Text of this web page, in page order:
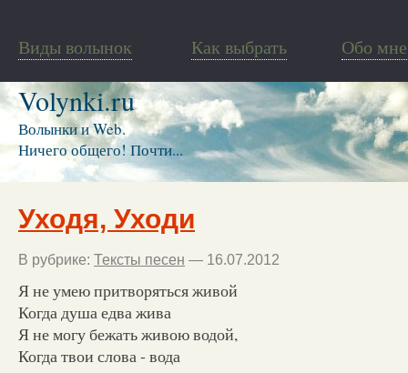
Виды волынок Как выбрать Обо мне
Volynki.ru
Волынки и Web.
Ничего общего! Почти...
Уходя, Уходи
В рубрике: Тексты песен — 16.07.2012
Я не умею притворяться живой
Когда душа едва жива
Я не могу бежать живою водой,
Когда твои слова - вода